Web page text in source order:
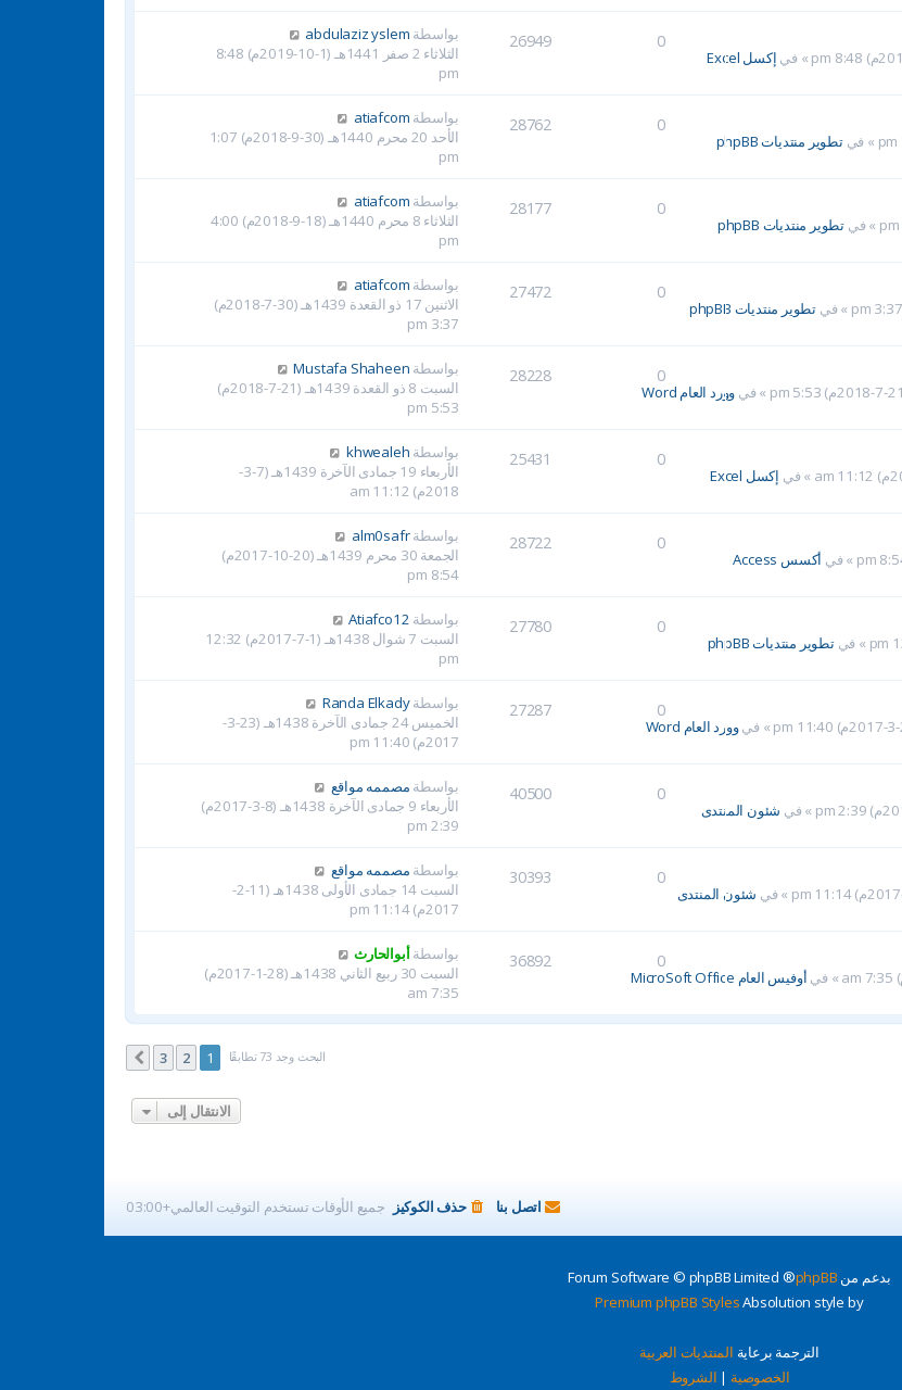
» في إكسل Excel
0
26949 بواسطة abdulaziz yslem
الثلاثاء 2 صفر 1441هـ (1-10-2019م) 8:48
pm
» فيتطوير منتديات phpBB
0
28762 بواسطة atiafcom
الأحد 20 محرم 1440هـ (30-9-2018م) 1:07
pm
» في تطوير منتديات phpBB
0
28177 بواسطة atiafcom
الثلاثاء 8 محرم 1440هـ (18-9-2018م) 4:00
pm
» في تطوير منتديات phpBB
0
27472 بواسطة atiafcom
الاثنين 17 ذو القعدة 1439هـ (30-7-2018م)
3:37 pm
» في وورد العام Word
0
28228 بواسطة Mustafa Shaheen
السبت 8 ذو القعدة 1439هـ (21-7-2018م)
5:53 pm
» في إكسل Excel
0
25431 بواسطة khwealeh
الأربعاء 19 جمادى الآخرة 1439هـ (7-3-
2018م) 11:12 am
» في أكسس Access
0
28722 بواسطةalm0safr
الجمعة 30 محرم 1439هـ (20-10-2017م)
8:54 pm
» فيتطوير منتديات phpBB
0
27780 بواسطة Atiafco12
السبت 7 شوال 1438هـ (1-7-2017م) 12:32
pm
» فيوورد العام Word
0
27287 بواسطةRanda Elkady
الخميس 24 جمادى الآخرة 1438هـ (23-3-
2017م) 11:40 pm
» في شئون المنتدى
0
40500 بواسطة مصممه مواقع
الأربعاء 9 جمادى الآخرة 1438هـ (8-3-2017م)
2:39 pm
» في شئون المنتدى
0
30393 بواسطة مصممه مواقع
السبت 14 جمادى الأولى 1438هـ (11-2-
2017م) 11:14 pm
» في أوفيس العام MicroSoft Office
0
36892 بواسطةأبوالحارث
السبت 30 ربيع الثاني 1438هـ (28-1-2017م)
7:35 am
البحث وجد 73 تطابقًا 1
2
3 التالي
الانتقال إلى
جميع الأوقات تستخدم التوقيت العالمي+03:00 حذف الكوكيز اتصل بنا
بدعم من phpBB
® Forum Software © phpBB Limited
Absolution style by
Premium phpBB Styles
الترجمة برعاية المنتديات العربية
الخصوصية | الشروط